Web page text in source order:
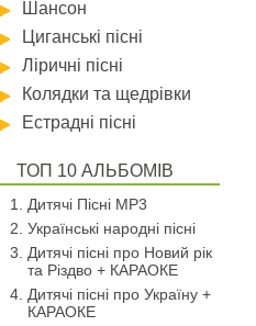
Шансон
Циганські пісні
Ліричні пісні
Колядки та щедрівки
Естрадні пісні
ТОП 10 АЛЬБОМІВ
Дитячі Пісні MP3
Українські народні пісні
Дитячі пісні про Новий рік
та Різдво + КАРАОКЕ
Дитячі пісні про Україну +
КАРАОКЕ